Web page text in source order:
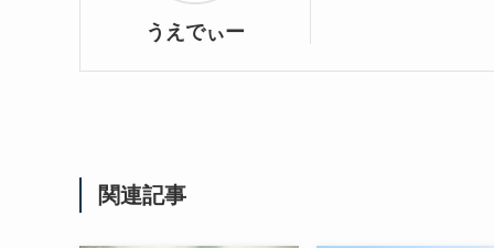
うえでぃー
関連記事